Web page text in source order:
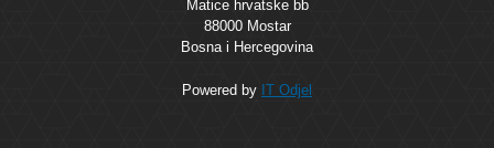
Matice hrvatske bb
88000 Mostar
Bosna i Hercegovina
Powered by IT Odjel